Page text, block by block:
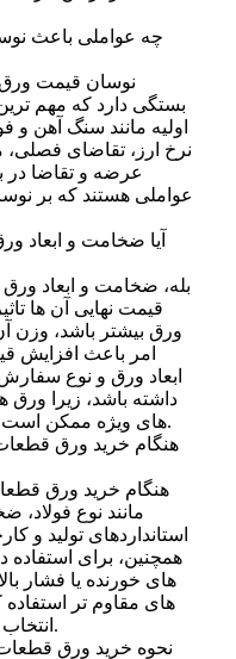
چه عواملی باعث
نوسان قیمت
بستگی دارد که مهم
اولیه مانند سنگ آهن و
نرخ ارز، تقاضای فصلی،
عرضه و تقاضا در
عواملی هستند که بر
آیا ضخامت و ابعاد
بله، ضخامت و ابعاد
قیمت نهایی آن ها
ورق بیشتر باشد، وزن
امر باعث افزایش
ابعاد ورق و نوع سفارش
داشته باشد، زیرا
های ویژه ممکن است هزینه بیشتری داشته باشند.
هنگام خرید ورق
هنگام خرید ورق
مانند نوع فولاد،
استانداردهای تولید و
همچنین، برای
های خورنده یا فشار
های مقاوم تر استفاده
انتخاب صحیح و بهینه کمک می کند.
نحوه خرید ورق